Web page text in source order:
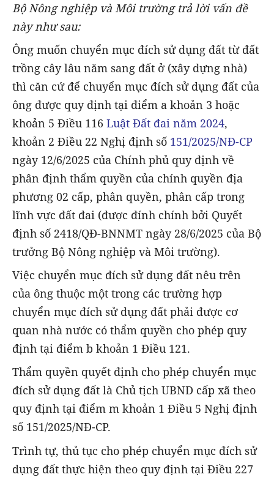
Bộ Nông nghiệp và Môi trường trả lời vấn đề
này như sau:
Ông muốn chuyển mục đích sử dụng đất từ đất
trồng cây lâu năm sang đất ở (xây dựng nhà)
thì căn cứ để chuyển mục đích sử dụng đất của
ông được quy định tại điểm a khoản 3 hoặc
khoản 5 Điều 116 Luật Đất đai năm 2024,
khoản 2 Điều 22 Nghị định số 151/2025/NĐ-CP
ngày 12/6/2025 của Chính phủ quy định về
phân định thẩm quyền của chính quyền địa
phương 02 cấp, phân quyền, phân cấp trong
lĩnh vực đất đai (được đính chính bởi Quyết
định số 2418/QĐ-BNNMT ngày 28/6/2025 của Bộ
trưởng Bộ Nông nghiệp và Môi trường).
Việc chuyển mục đích sử dụng đất nêu trên
của ông thuộc một trong các trường hợp
chuyển mục đích sử dụng đất phải được cơ
quan nhà nước có thẩm quyền cho phép quy
định tại điểm b khoản 1 Điều 121.
Thẩm quyền quyết định cho phép chuyển mục
đích sử dụng đất là Chủ tịch UBND cấp xã theo
quy định tại điểm m khoản 1 Điều 5 Nghị định
số 151/2025/NĐ-CP.
Trình tự, thủ tục cho phép chuyển mục đích sử
dụng đất thực hiện theo quy định tại Điều 227